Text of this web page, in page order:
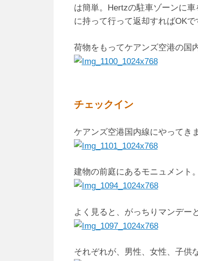
は簡単。Hertzの駐車ゾーンに
に持って行って返却すればOKで
荷物をもってケアンズ空港の国
チェックイン
ケアンズ空港国内線にやってき
建物の前庭にあるモニュメント
よく見ると、がっちりマンデー
それぞれが、男性、女性、子供